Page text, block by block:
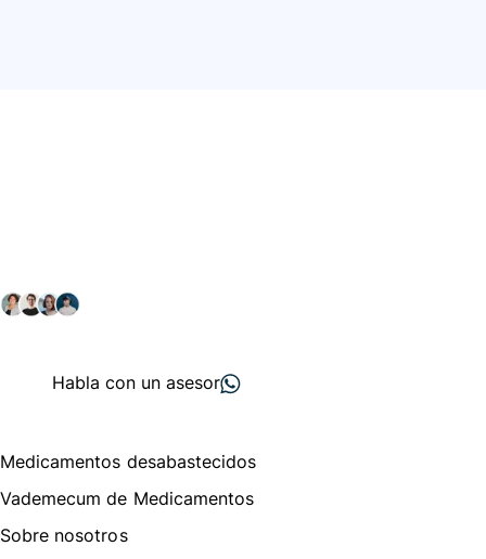
Habla con un asesor
Medicamentos desabastecidos
Vademecum de Medicamentos
Sobre nosotros